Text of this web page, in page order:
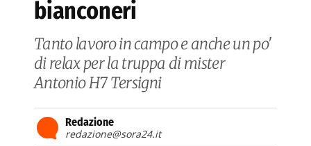
bianconeri
Tanto lavoro in campo e anche un po'
di relax per la truppa di mister
Antonio H7 Tersigni
Redazione
redazione@sora24.it